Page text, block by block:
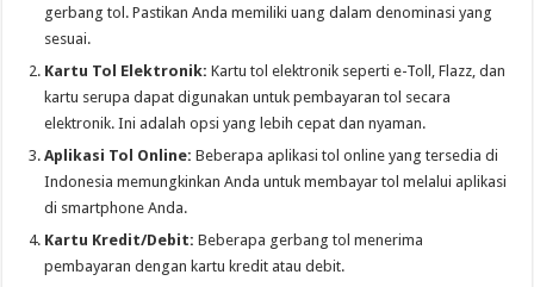
gerbang tol. Pastikan Anda memiliki uang dalam denominasi yang
sesuai.
Kartu Tol Elektronik: Kartu tol elektronik seperti e-Toll, Flazz, dan
kartu serupa dapat digunakan untuk pembayaran tol secara
elektronik. Ini adalah opsi yang lebih cepat dan nyaman.
Aplikasi Tol Online: Beberapa aplikasi tol online yang tersedia di
Indonesia memungkinkan Anda untuk membayar tol melalui aplikasi
di smartphone Anda.
Kartu Kredit/Debit: Beberapa gerbang tol menerima
pembayaran dengan kartu kredit atau debit.